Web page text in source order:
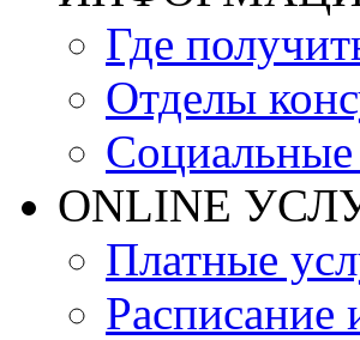
Где
Отделы
ONLINE
Платные
Расписание